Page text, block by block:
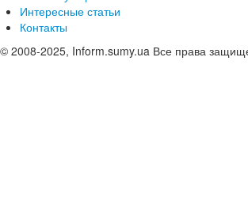
Интересные статьи
Контакты
© 2008-2025, Inform.sumy.ua Все права